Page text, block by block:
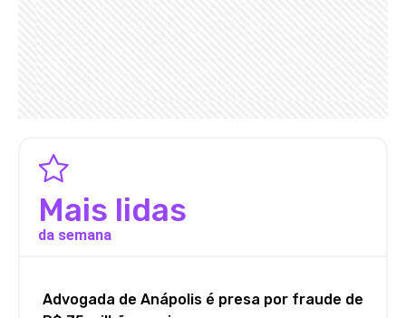
Mais lidas
da semana
Advogada de Anápolis é presa por fraude de